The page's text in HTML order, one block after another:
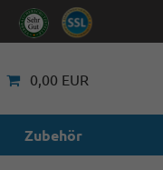
0,00 EUR
Zubehör